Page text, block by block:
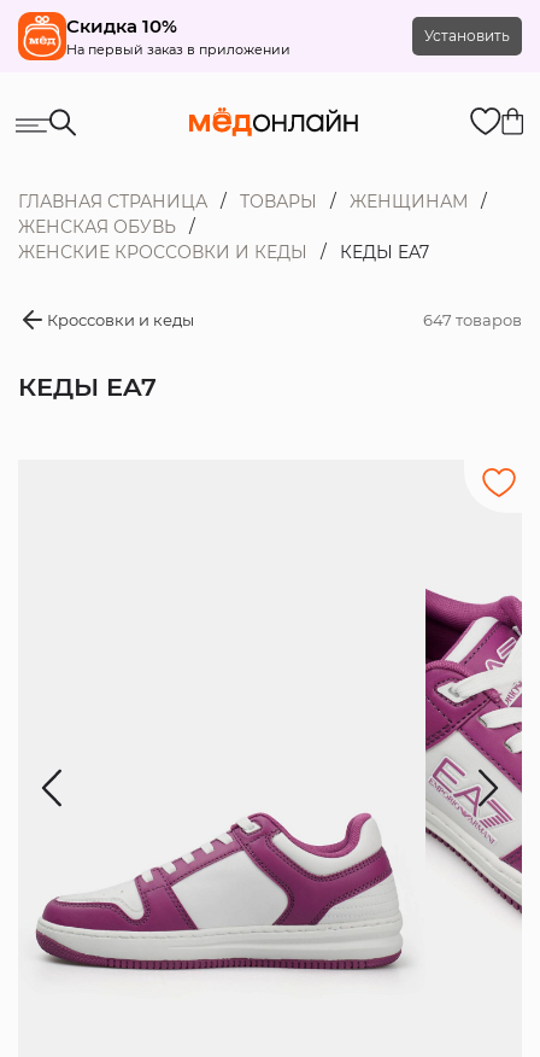
Скидка 10%
На первый заказ в приложении
Установить
ГЛАВНАЯ СТРАНИЦА ТОВАРЫ
ЖЕНЩИНАМ
ЖЕНСКАЯ ОБУВЬ
ЖЕНСКИЕ КРОССОВКИ И КЕДЫ
КЕДЫ EA7
Кроссовки и кеды 647 товаров
КЕДЫ EA7